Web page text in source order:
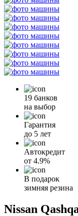
19 банков
на выбор
Гарантия
до 5 лет
Автокредит
от 4.9%
В подарок
зимняя резина
Nissan